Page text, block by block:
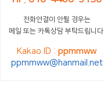
전화연결이 안될 경우는
메일 또는 카톡상담 부탁드립니다.
Kakao ID :ppmmww
ppmmww@hanmail.net